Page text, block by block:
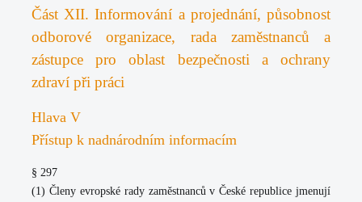
Část XII. Informování a projednání, působnost
odborové organizace, rada zaměstnanců a
zástupce pro oblast bezpečnosti a ochrany
zdraví při práci
Hlava V
Přístup k nadnárodním informacím
§ 297
(1) Členy evropské rady zaměstnanců v České republice jmenují